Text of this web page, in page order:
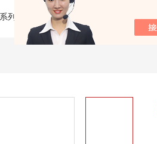
列 W8500ZQ淳业在线浊度仪